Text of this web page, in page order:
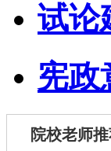
试论
宪政
院校老师